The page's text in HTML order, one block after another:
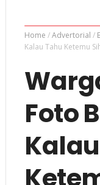
Home /Advertorial /
Kalau Tahu Ketemu
Foto